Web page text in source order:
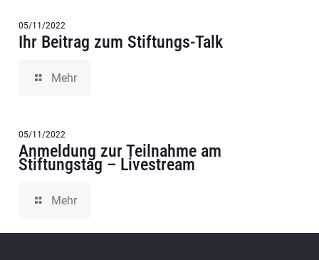
05/11/2022
Ihr Beitrag zum Stiftungs-Talk
Mehr
05/11/2022
Anmeldung zur Teilnahme am
Stiftungstag – Livestream
Mehr